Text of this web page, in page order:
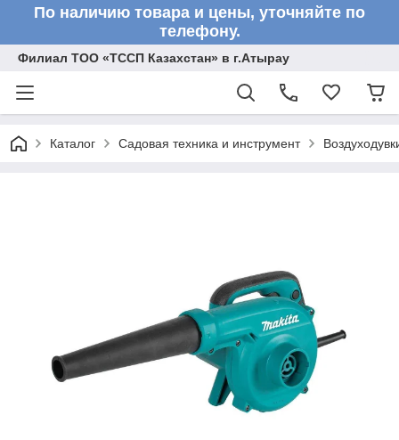
По наличию товара и цены, уточняйте по
телефону.
Филиал ТОО «ТССП Казахстан» в г.Атырау
Каталог Садовая техника и инструмент